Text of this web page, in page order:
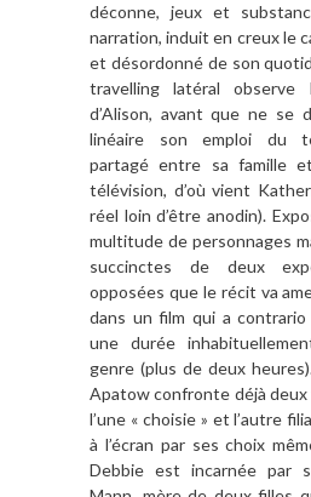
déconne, jeux et
narration, induit en creux le
et désordonné de son
travelling latéral observe
d’Alison, avant que ne se
linéaire son emploi du
partagé entre sa famille
télévision, d’où vient
réel loin d’être anodin).
multitude de personnages
succinctes de deux
opposées que le récit va
dans un film qui a
une durée
genre (plus de deux
Apatow confronte déjà deux
l’une « choisie » et l’autre
à l’écran par ses choix
Debbie est incarnée par